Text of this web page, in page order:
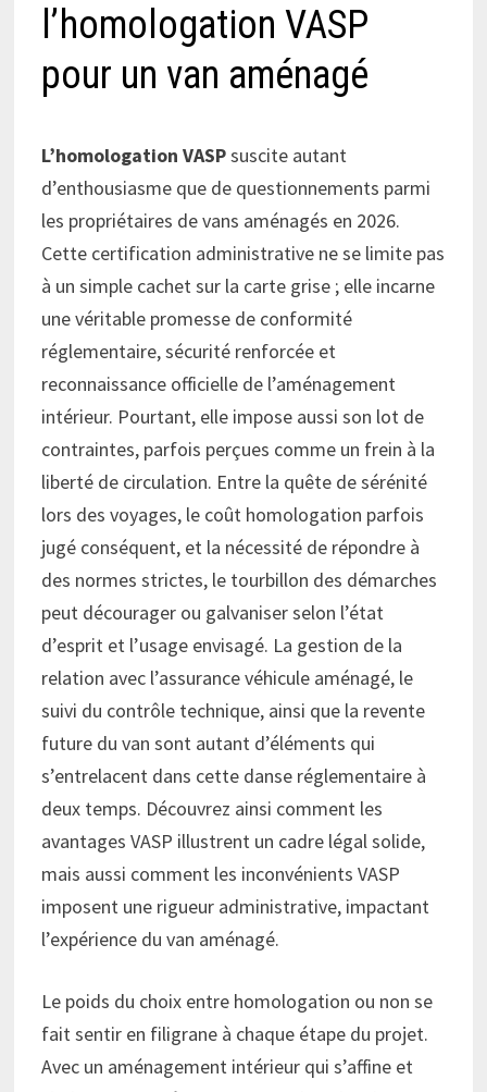
l’homologation VASP
pour un van aménagé
L’homologation VASPsuscite autant
d’enthousiasme que de questionnements parmi
les propriétaires de vans aménagés en 2026.
Cette certification administrative ne se limite pas
à un simple cachet sur la carte grise ; elle incarne
une véritable promesse de conformité
réglementaire, sécurité renforcée et
reconnaissance officielle de l’aménagement
intérieur. Pourtant, elle impose aussi son lot de
contraintes, parfois perçues comme un frein à la
liberté de circulation. Entre la quête de sérénité
lors des voyages, le coût homologation parfois
jugé conséquent, et la nécessité de répondre à
des normes strictes, le tourbillon des démarches
peut décourager ou galvaniser selon l’état
d’esprit et l’usage envisagé. La gestion de la
relation avec l’assurance véhicule aménagé, le
suivi du contrôle technique, ainsi que la revente
future du van sont autant d’éléments qui
s’entrelacent dans cette danse réglementaire à
deux temps. Découvrez ainsi comment les
avantages VASP illustrent un cadre légal solide,
mais aussi comment les inconvénients VASP
imposent une rigueur administrative, impactant
l’expérience du van aménagé.
Le poids du choix entre homologation ou non se
fait sentir en filigrane à chaque étape du projet.
Avec un aménagement intérieur qui s’affine et